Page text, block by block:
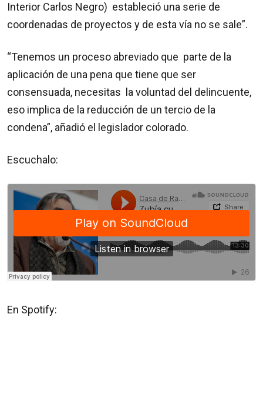
Interior Carlos Negro) estableció una serie de
coordenadas de proyectos y de esta vía no se sale”.
“Tenemos un proceso abreviado que parte de la
aplicación de una pena que tiene que ser
consensuada, necesitas la voluntad del delincuente,
eso implica de la reducción de un tercio de la
condena”, añadió el legislador colorado.
Escuchalo:
En Spotify: